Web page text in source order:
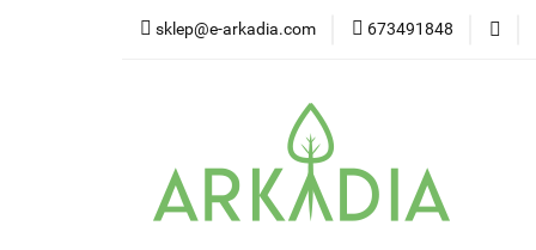
sklep@e-arkadia.com 673491848
Kategorie